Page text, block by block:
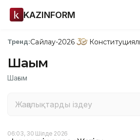
KAZINFORM
Тренд:Сайлау-2026
Шағым
Шағым
06:03, 30 Шілде 2026